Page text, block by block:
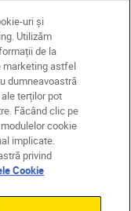
Setări cookie
to top
uri și
Utilizăm
de la
marketing astfel
dumneavoastră
terților pot
Făcând clic pe
cookie
implicate.
privind
Cookie